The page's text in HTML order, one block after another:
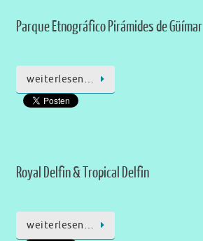
Parque Etnográfico Pirámides de Güímar
weiterlesen…
Royal Delfin & Tropical Delfin
weiterlesen…